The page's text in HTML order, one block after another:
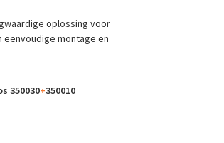
oplossing voor
montage en
350030+350010